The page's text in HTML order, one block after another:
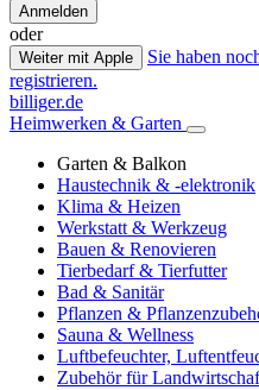
Anmelden
oder
Weiter mit Apple
Sie haben
registrieren.
billiger.de
Heimwerken & Garten
Garten & Balkon
Haustechnik & -elektronik
Klima & Heizen
Werkstatt & Werkzeug
Bauen & Renovieren
Tierbedarf & Tierfutter
Bad & Sanitär
Pflanzen &
Sauna & Wellness
Luftbefeuchter,
Zubehör für